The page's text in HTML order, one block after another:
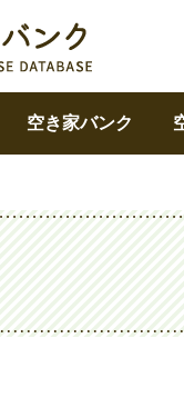
空き家バンク